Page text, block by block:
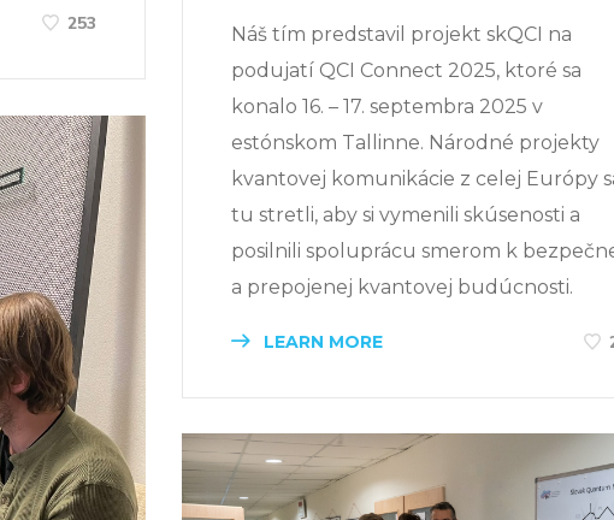
253
Náš tím predstavil projekt skQCI na
podujatí QCI Connect 2025, ktoré sa
konalo 16. – 17. septembra 2025 v
estónskom Tallinne. Národné projekty
kvantovej komunikácie z celej Európy
tu stretli, aby si vymenili skúsenosti a
posilnili spoluprácu smerom k
a prepojenej kvantovej budúcnosti.
LEARN MORE